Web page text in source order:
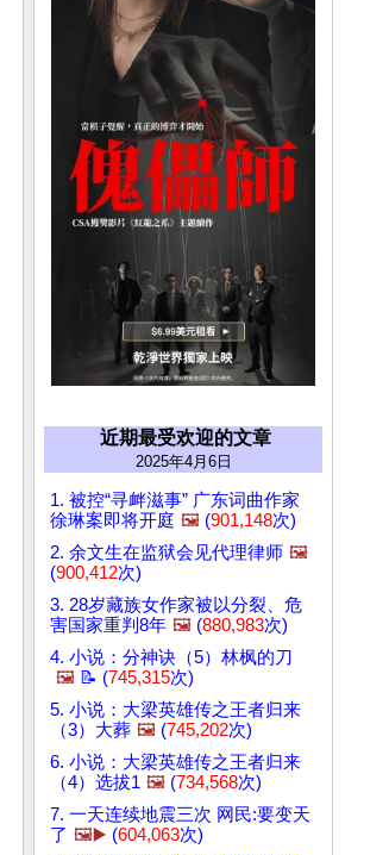
近期最受欢迎的文章
2025年4月6日
1. 被控“寻衅滋事” 广东词曲作家
徐琳案即将开庭 🖼️ (901,148次)
2. 余文生在监狱会见代理律师 🖼️
(900,412次)
3. 28岁藏族女作家被以分裂、危
害国家重判8年 🖼️ (880,983次)
4. 小说：分神诀（5）林枫的刀
🖼️ 📝 (745,315次)
5. 小说：大梁英雄传之王者归来
（3）大葬 🖼️ (745,202次)
6. 小说：大梁英雄传之王者归来
（4）选拔1 🖼️ (734,568次)
7. 一天连续地震三次 网民:要变天
了 🖼️▶️ (604,063次)